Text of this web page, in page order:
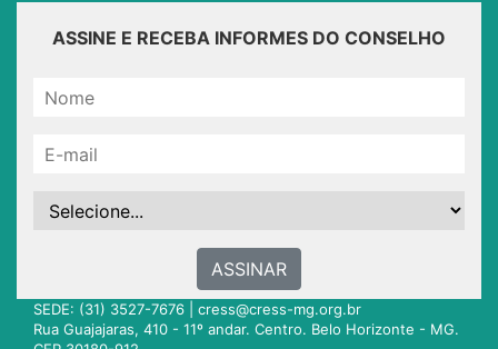
ASSINE E RECEBA INFORMES DO CONSELHO
ASSINAR
SEDE: (31) 3527-7676 | cress@cress-mg.org.br
Rua Guajajaras, 410 - 11º andar. Centro. Belo Horizonte - MG.